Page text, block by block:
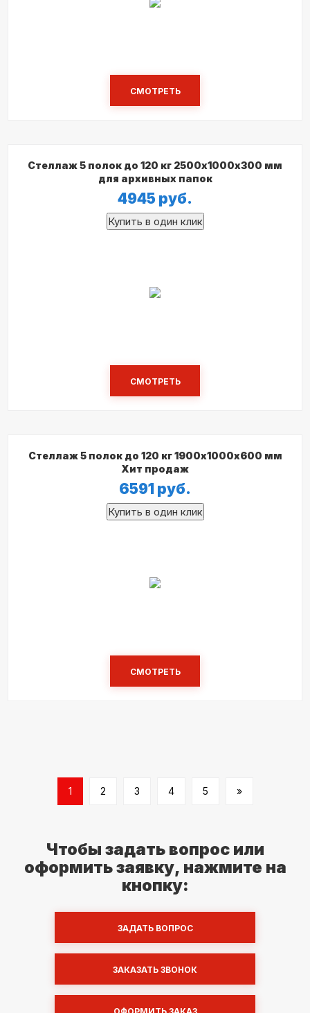
СМОТРЕТЬ
Стеллаж 5 полок до 120 кг 2500х1000х300 мм
для архивных папок
4945 руб.
СМОТРЕТЬ
Стеллаж 5 полок до 120 кг 1900х1000х600 мм
Хит продаж
6591 руб.
СМОТРЕТЬ
1 2 3 4 5 »
Чтобы задать вопрос или
оформить заявку, нажмите на
кнопку:
ЗАДАТЬ ВОПРОС
ЗАКАЗАТЬ ЗВОНОК